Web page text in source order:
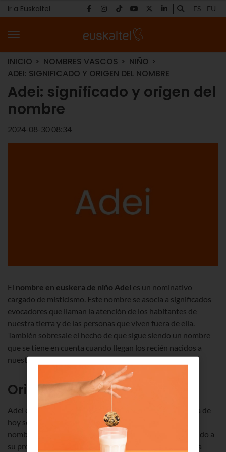
Ir a Euskaltel ES EU
INICIO NOMBRES VASCOS
NIÑO
ADEI: SIGNIFICADO Y ORIGEN DEL NOMBRE
Adei: significado y origen del
nombre
2024-08-30 08:34
El nombre en euskera de niño Adei es un nominativo
cargado de misticismo. Este nombre se asocia a significados
evocadores que llaman la atención de los habitantes de
nuestra tierra y de las personas que viven fuera de ella.
También sobresale el hecho de que sigue siendo un nombre
que se tiene en cuenta cuando llegan los recién nacidos a
nuestro territorio.
Origen del nombre de Adei
Adei es un nominativo que tiene unos orígenes que a día de
hoy se siguen estudiando. Lo más probable es que este
nombre llegara a Euskal Herria en tiempos pasados debido a
su procedencia hebrea. No hay que olvidar que la cultura